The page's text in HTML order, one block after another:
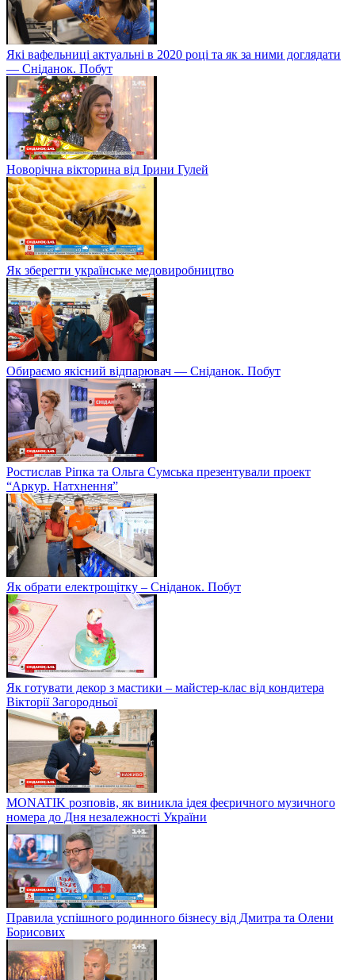
Які вафельниці актуальні в 2020 році та як за ними доглядати
— Сніданок. Побут
Новорічна вікторина від Ірини Гулей
Як зберегти українське медовиробництво
Обираємо якісний відпарювач — Сніданок. Побут
Ростислав Ріпка та Ольга Сумська презентували проект
“Аркур. Натхнення”
Як обрати електрощітку – Сніданок. Побут
Як готувати декор з мастики – майстер-клас від кондитера
Вікторії Загородньої
MONATIK розповів, як виникла ідея феєричного музичного
номера до Дня незалежності України
Правила успішного родинного бізнесу від Дмитра та Олени
Борисових